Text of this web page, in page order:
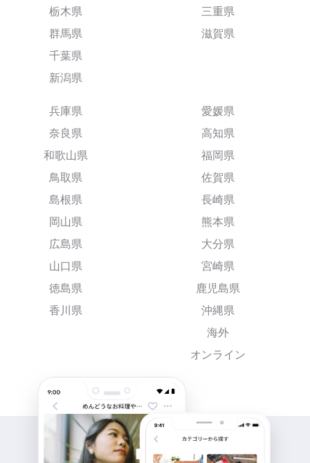
栃木県
群馬県
千葉県
新潟県
三重県
滋賀県
兵庫県
奈良県
和歌山県
鳥取県
島根県
岡山県
広島県
山口県
徳島県
香川県
愛媛県
高知県
福岡県
佐賀県
長崎県
熊本県
大分県
宮崎県
鹿児島県
沖縄県
海外
オンライン